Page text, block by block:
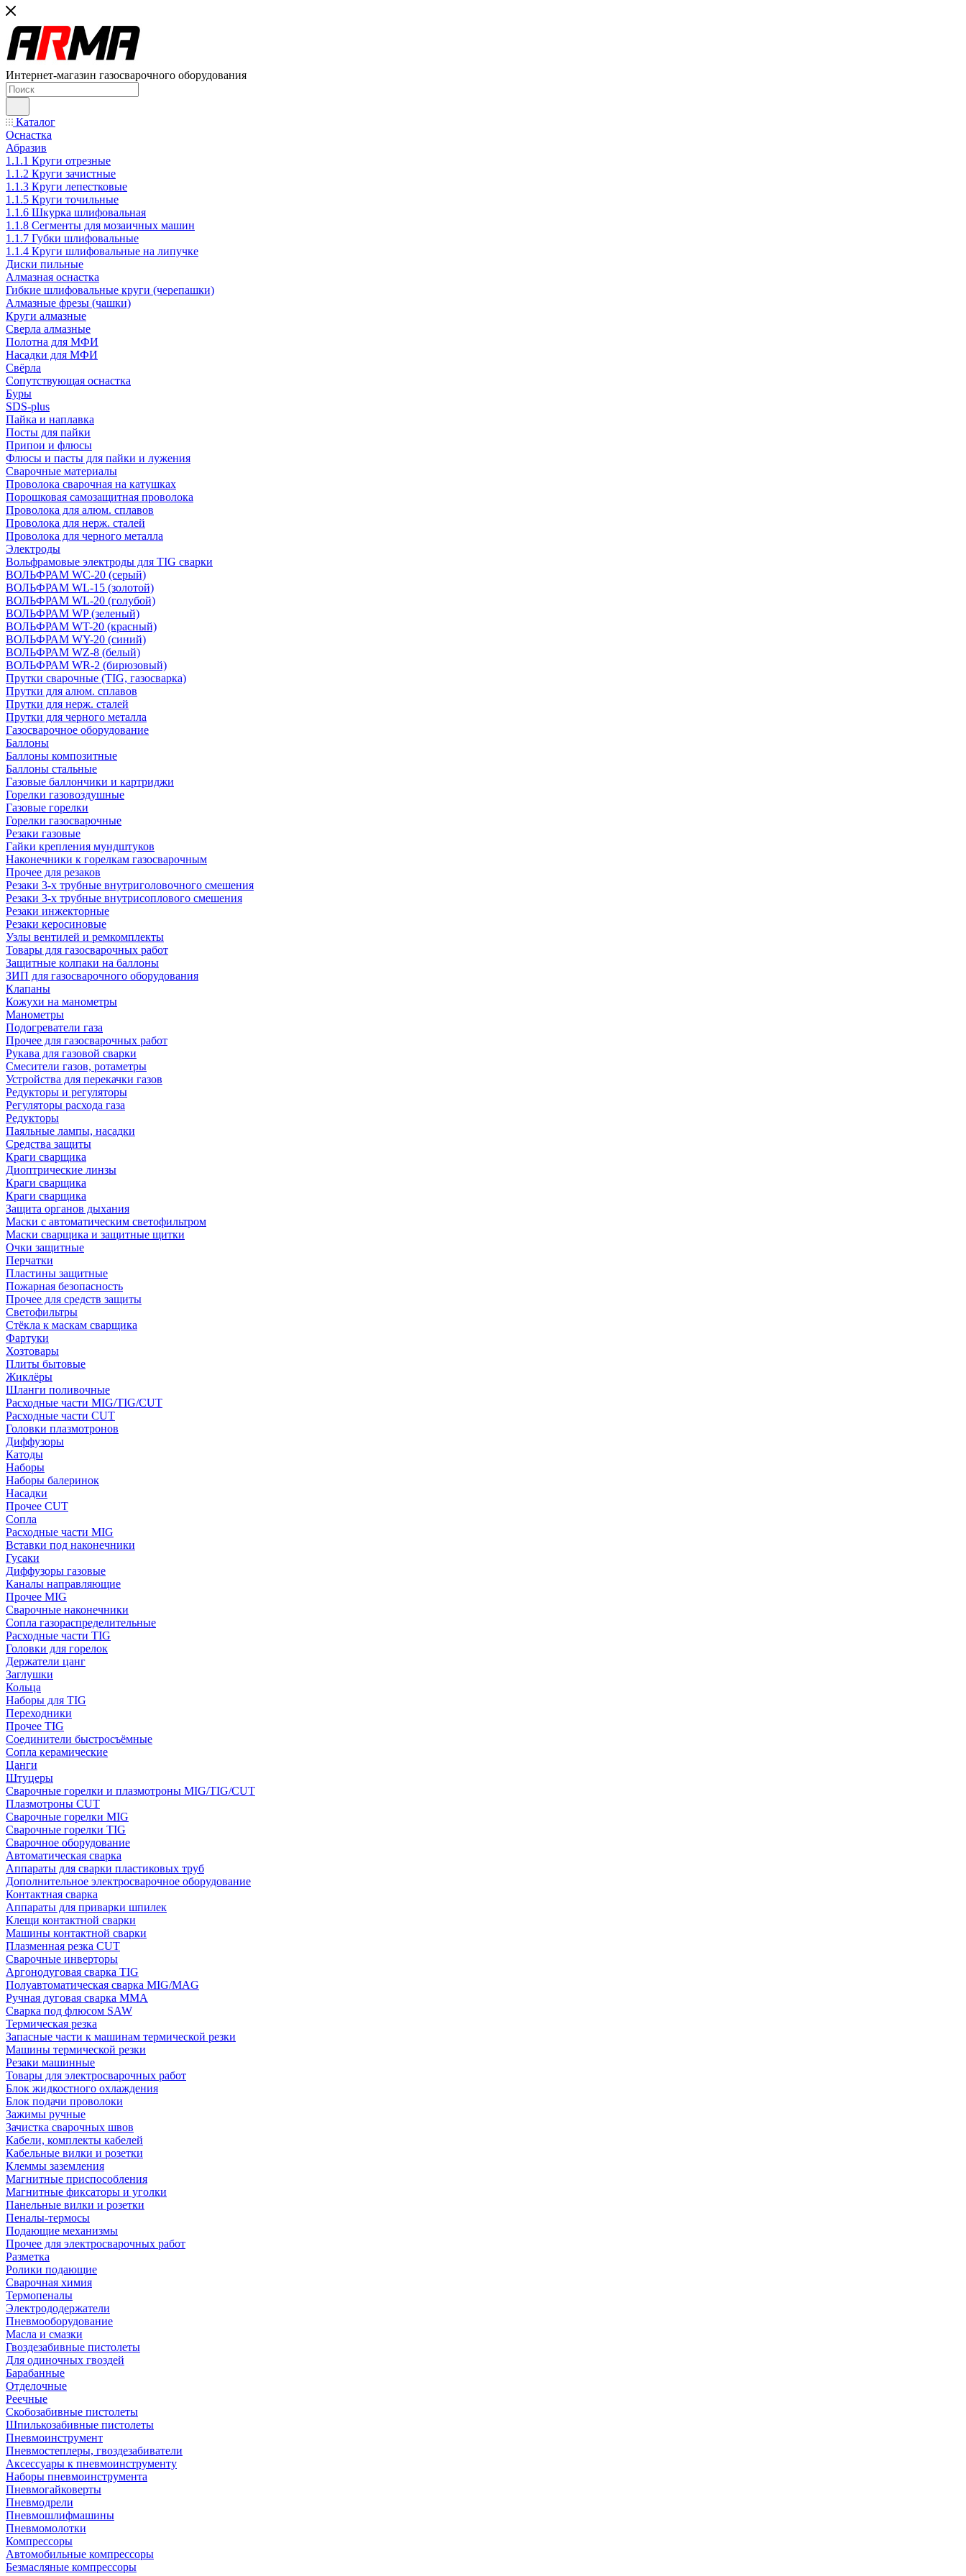
Интернет-магазин газосварочного оборудования
Каталог
Оснастка
Абразив
1.1.1 Круги отрезные
1.1.2 Круги зачистные
1.1.3 Круги лепестковые
1.1.5 Круги точильные
1.1.6 Шкурка шлифовальная
1.1.8 Сегменты для мозаичных машин
1.1.7 Губки шлифовальные
1.1.4 Круги шлифовальные на липучке
Диски пильные
Алмазная оснастка
Гибкие шлифовальные круги (черепашки)
Алмазные фрезы (чашки)
Круги алмазные
Сверла алмазные
Полотна для МФИ
Насадки для МФИ
Свёрла
Сопутствующая оснастка
Буры
SDS-plus
Пайка и наплавка
Посты для пайки
Припои и флюсы
Флюсы и пасты для пайки и лужения
Сварочные материалы
Проволока сварочная на катушках
Порошковая самозащитная проволока
Проволока для алюм. сплавов
Проволока для нерж. сталей
Проволока для черного металла
Электроды
Вольфрамовые электроды для TIG сварки
ВОЛЬФРАМ WC-20 (серый)
ВОЛЬФРАМ WL-15 (золотой)
ВОЛЬФРАМ WL-20 (голубой)
ВОЛЬФРАМ WP (зеленый)
ВОЛЬФРАМ WT-20 (красный)
ВОЛЬФРАМ WY-20 (синий)
ВОЛЬФРАМ WZ-8 (белый)
ВОЛЬФРАМ WR-2 (бирюзовый)
Прутки сварочные (TIG, газосварка)
Прутки для алюм. сплавов
Прутки для нерж. сталей
Прутки для черного металла
Газосварочное оборудование
Баллоны
Баллоны композитные
Баллоны стальные
Газовые баллончики и картриджи
Горелки газовоздушные
Газовые горелки
Горелки газосварочные
Резаки газовые
Гайки крепления мундштуков
Наконечники к горелкам газосварочным
Прочее для резаков
Резаки 3-х трубные внутриголовочного смешения
Резаки 3-х трубные внутрисоплового смешения
Резаки инжекторные
Резаки керосиновые
Узлы вентилей и ремкомплекты
Товары для газосварочных работ
Защитные колпаки на баллоны
ЗИП для газосварочного оборудования
Клапаны
Кожухи на манометры
Манометры
Подогреватели газа
Прочее для газосварочных работ
Рукава для газовой сварки
Смесители газов, ротаметры
Устройства для перекачки газов
Редукторы и регуляторы
Регуляторы расхода газа
Редукторы
Паяльные лампы, насадки
Средства защиты
Краги сварщика
Диоптрические линзы
Краги сварщика
Краги сварщика
Защита органов дыхания
Маски с автоматическим светофильтром
Маски сварщика и защитные щитки
Очки защитные
Перчатки
Пластины защитные
Пожарная безопасность
Прочее для средств защиты
Светофильтры
Стёкла к маскам сварщика
Фартуки
Хозтовары
Плиты бытовые
Жиклёры
Шланги поливочные
Расходные части MIG/TIG/CUT
Расходные части CUT
Головки плазмотронов
Диффузоры
Катоды
Наборы
Наборы балеринок
Насадки
Прочее CUT
Сопла
Расходные части MIG
Вставки под наконечники
Гусаки
Диффузоры газовые
Каналы направляющие
Прочее MIG
Сварочные наконечники
Сопла газораспределительные
Расходные части TIG
Головки для горелок
Держатели цанг
Заглушки
Кольца
Наборы для TIG
Переходники
Прочее TIG
Соединители быстросъёмные
Сопла керамические
Цанги
Штуцеры
Сварочные горелки и плазмотроны MIG/TIG/CUT
Плазмотроны CUT
Сварочные горелки MIG
Сварочные горелки TIG
Сварочное оборудование
Автоматическая сварка
Аппараты для сварки пластиковых труб
Дополнительное электросварочное оборудование
Контактная сварка
Аппараты для приварки шпилек
Клещи контактной сварки
Машины контактной сварки
Плазменная резка CUT
Сварочные инверторы
Аргонодуговая сварка TIG
Полуавтоматическая сварка MIG/MAG
Ручная дуговая сварка MMA
Сварка под флюсом SAW
Термическая резка
Запасные части к машинам термической резки
Машины термической резки
Резаки машинные
Товары для электросварочных работ
Блок жидкостного охлаждения
Блок подачи проволоки
Зажимы ручные
Зачистка сварочных швов
Кабели, комплекты кабелей
Кабельные вилки и розетки
Клеммы заземления
Магнитные приспособления
Магнитные фиксаторы и уголки
Панельные вилки и розетки
Пеналы-термосы
Подающие механизмы
Прочее для электросварочных работ
Разметка
Ролики подающие
Сварочная химия
Термопеналы
Электрододержатели
Пневмооборудование
Масла и смазки
Гвоздезабивные пистолеты
Для одиночных гвоздей
Барабанные
Отделочные
Реечные
Скобозабивные пистолеты
Шпилькозабивные пистолеты
Пневмоинструмент
Пневмостеплеры, гвоздезабиватели
Аксессуары к пневмоинструменту
Наборы пневмоинструмента
Пневмогайковерты
Пневмодрели
Пневмошлифмашины
Пневмомолотки
Компрессоры
Автомобильные компрессоры
Безмасляные компрессоры